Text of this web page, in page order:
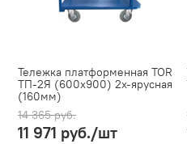
Тележка платформенная TOR
ТП-2Я (600х900) 2х-ярусная
(160мм)
14 365 руб.
11 971 руб./шт